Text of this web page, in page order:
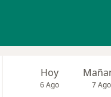
Hoy
6 Ago 7 Ago